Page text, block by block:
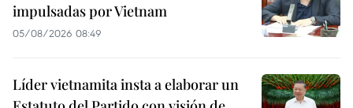
impulsadas por Vietnam
05/08/2026 08:49
Líder vietnamita insta a elaborar un